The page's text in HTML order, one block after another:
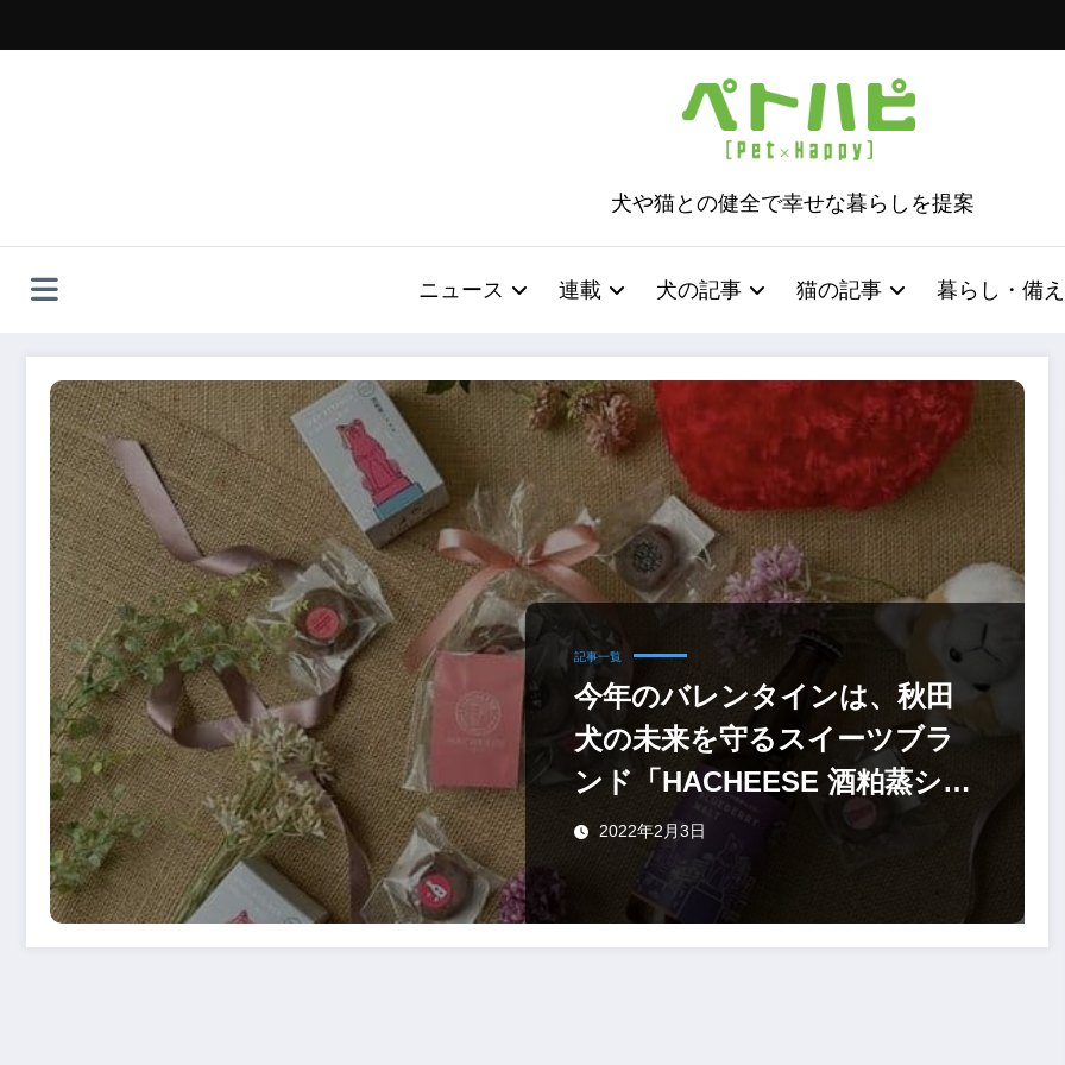
ッ
犬や猫との健全で幸せな暮らしを提案
ニュース 連載 犬の記事 猫の記事 暮らし・備え
記事一覧
今年のバレンタインは、秋田
犬の未来を守るスイーツブラ
ンド「HACHEESE 酒粕蒸ショ
コラ」
2022年2月3日